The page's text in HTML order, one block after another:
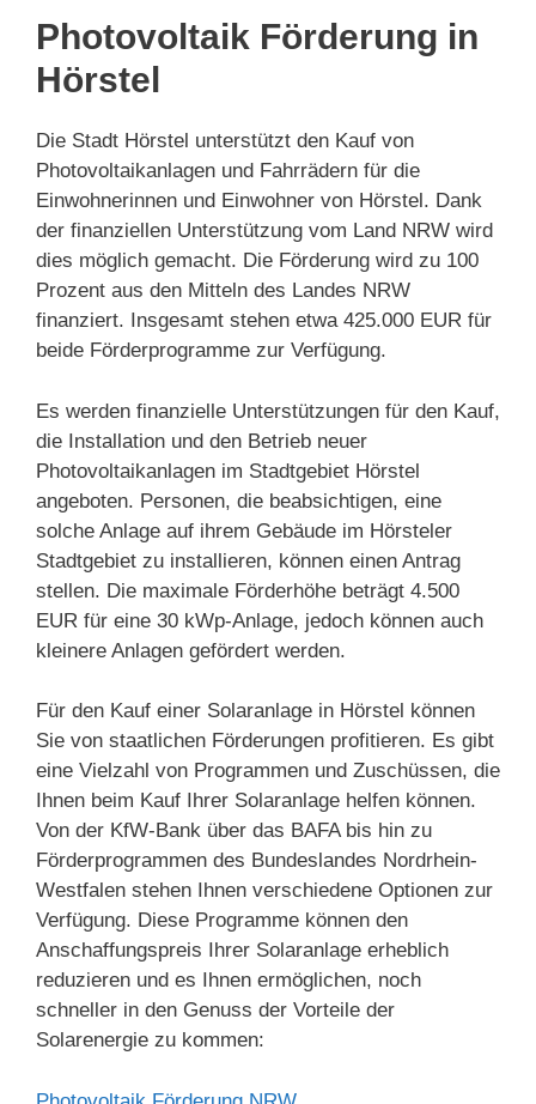
Photovoltaik Förderung in
Hörstel
Die Stadt Hörstel unterstützt den Kauf von
Photovoltaikanlagen und Fahrrädern für die
Einwohnerinnen und Einwohner von Hörstel. Dank
der finanziellen Unterstützung vom Land NRW wird
dies möglich gemacht. Die Förderung wird zu 100
Prozent aus den Mitteln des Landes NRW
finanziert. Insgesamt stehen etwa 425.000 EUR für
beide Förderprogramme zur Verfügung.
Es werden finanzielle Unterstützungen für den Kauf,
die Installation und den Betrieb neuer
Photovoltaikanlagen im Stadtgebiet Hörstel
angeboten. Personen, die beabsichtigen, eine
solche Anlage auf ihrem Gebäude im Hörsteler
Stadtgebiet zu installieren, können einen Antrag
stellen. Die maximale Förderhöhe beträgt 4.500
EUR für eine 30 kWp-Anlage, jedoch können auch
kleinere Anlagen gefördert werden.
Für den Kauf einer Solaranlage in Hörstel können
Sie von staatlichen Förderungen profitieren. Es gibt
eine Vielzahl von Programmen und Zuschüssen, die
Ihnen beim Kauf Ihrer Solaranlage helfen können.
Von der KfW-Bank über das BAFA bis hin zu
Förderprogrammen des Bundeslandes Nordrhein-
Westfalen stehen Ihnen verschiedene Optionen zur
Verfügung. Diese Programme können den
Anschaffungspreis Ihrer Solaranlage erheblich
reduzieren und es Ihnen ermöglichen, noch
schneller in den Genuss der Vorteile der
Solarenergie zu kommen: